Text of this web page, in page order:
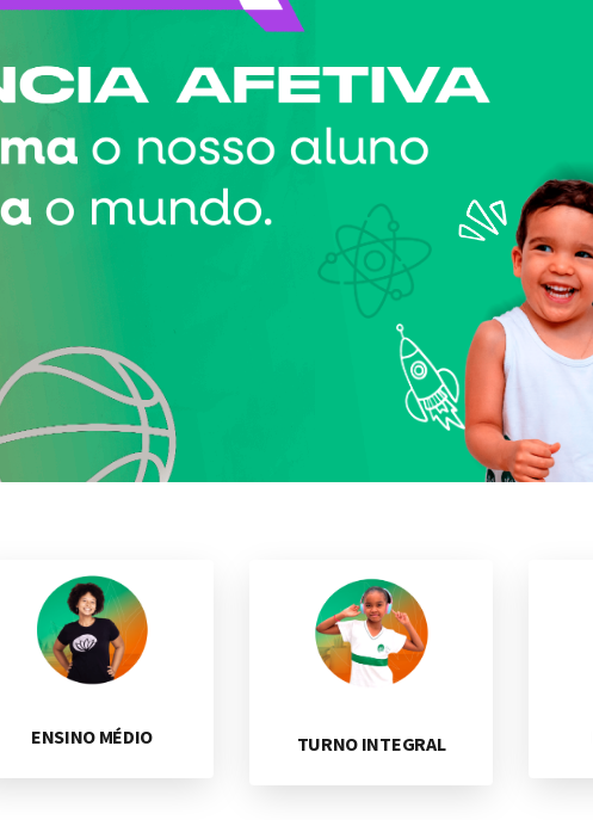
ENSINO MÉDIO TURNO INTEGRAL